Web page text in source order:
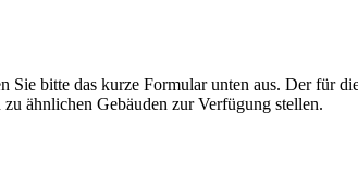
bitte das kurze Formular unten aus. Der für
ähnlichen Gebäuden zur Verfügung stellen.